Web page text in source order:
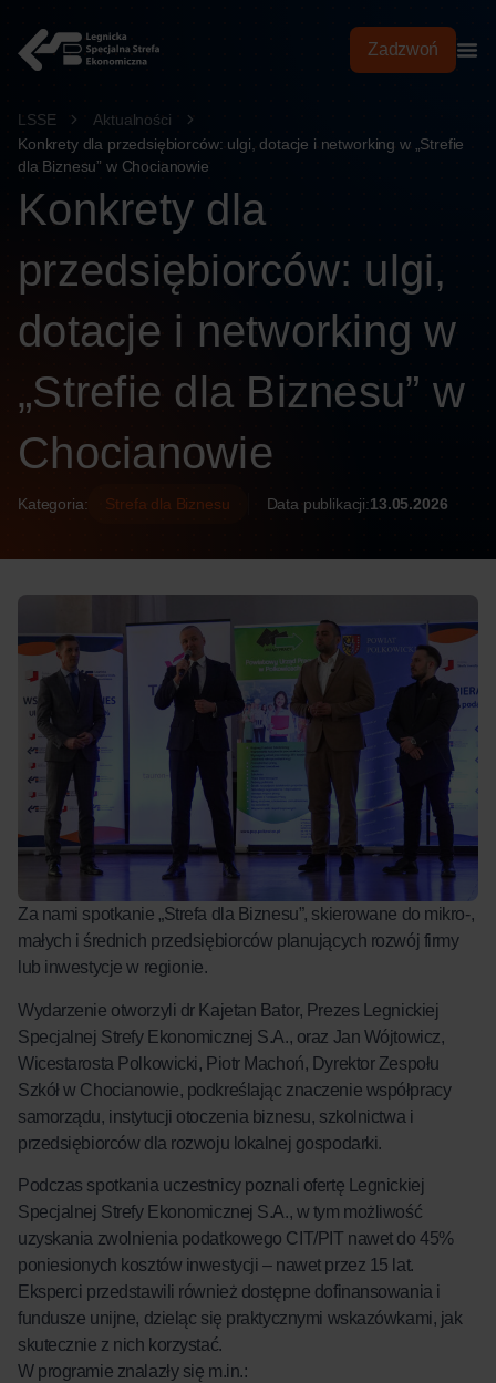
treści
Zadzwoń
LSSE
Aktualności
Konkrety dla przedsiębiorców: ulgi, dotacje i networking w „Strefie
dla Biznesu” w Chocianowie
Konkrety dla
przedsiębiorców: ulgi,
dotacje i networking w
„Strefie dla Biznesu” w
Chocianowie
Kategoria: Strefa dla Biznesu Data publikacji:13.05.2026
Za nami spotkanie „Strefa dla Biznesu”, skierowane do mikro-,
małych i średnich przedsiębiorców planujących rozwój firmy
lub inwestycje w regionie.
Wydarzenie otworzyli dr Kajetan Bator, Prezes Legnickiej
Specjalnej Strefy Ekonomicznej S.A., oraz Jan Wójtowicz,
Wicestarosta Polkowicki, Piotr Machoń, Dyrektor Zespołu
Szkół w Chocianowie, podkreślając znaczenie współpracy
samorządu, instytucji otoczenia biznesu, szkolnictwa i
przedsiębiorców dla rozwoju lokalnej gospodarki.
Podczas spotkania uczestnicy poznali ofertę Legnickiej
Specjalnej Strefy Ekonomicznej S.A., w tym możliwość
uzyskania zwolnienia podatkowego CIT/PIT nawet do 45%
poniesionych kosztów inwestycji – nawet przez 15 lat.
Eksperci przedstawili również dostępne dofinansowania i
fundusze unijne, dzieląc się praktycznymi wskazówkami, jak
skutecznie z nich korzystać.
W programie znalazły się m.in.: